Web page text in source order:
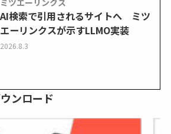
ミツエーリンクス
AI検索で引用されるサイトへ ミツ
エーリンクスが示すLLMO実装
2026.8.3
ンロード